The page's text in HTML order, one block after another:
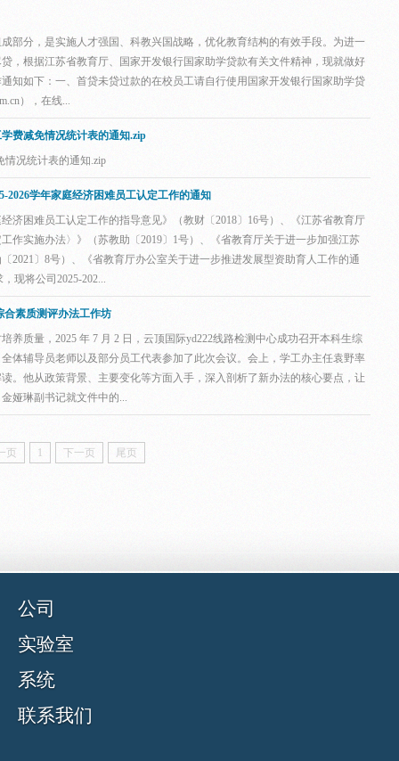
部分，是实施人才强国、科教兴国战略，优化教育结构的有效手段。为进一
，根据江苏省教育厅、国家开发银行国家助学贷款有关文件精神，现就做好
知如下：一、首贷未贷过款的在校员工请自行使用国家开发银行国家助学贷
），在线...
费减免情况统计表的通知.zip
情况统计表的通知.zip
2026学年家庭经济困难员工认定工作的通知
济困难员工认定工作的指导意见》（教财〔2018〕16号）、《江苏省教育厅
作实施办法〉》（苏教助〔2019〕1号）、《省教育厅关于进一步加强江苏
2021〕8号）、《省教育厅办公室关于进一步推进发展型资助育人工作的通
现将公司2025-202...
合素质测评办法工作坊
养质量，2025 年 7 月 2 日，云顶国际yd222线路检测中心成功召开本科生综
体辅导员老师以及部分员工代表参加了此次会议。​会上，学工办主任袁野率
。他从政策背景、主要变化等方面入手，深入剖析了新办法的核心要点，让
娅琳副书记就文件中的...
页 1 下一页 尾页
公司
实验室
系统
联系我们